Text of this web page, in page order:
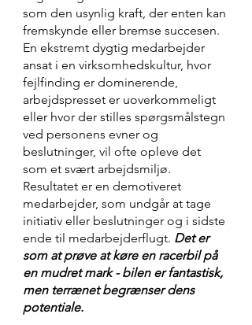
som den usynlig kraft, der enten kan
fremskynde eller bremse succesen.
En ekstremt dygtig medarbejder
ansat i en virksomhedskultur, hvor
fejlfinding er dominerende,
arbejdspresset er uoverkommeligt
eller hvor der stilles spørgsmålstegn
ved personens evner og
beslutninger, vil ofte opleve det
som et svært arbejdsmiljø.
Resultatet er en demotiveret
medarbejder, som undgår at tage
initiativ eller beslutninger og i sidste
ende til medarbejderflugt. Det er
som at prøve at køre en racerbil på
en mudret mark - bilen er fantastisk,
men terrænet begrænser dens
potentiale.